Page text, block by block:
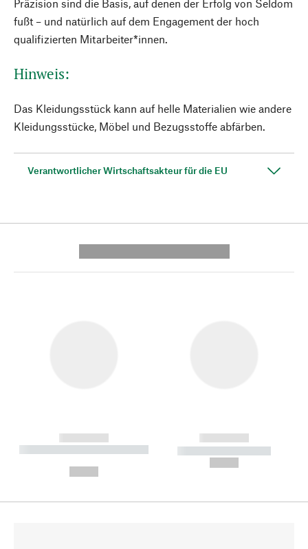
Präzision sind die Basis, auf denen der Erfolg von Seldom
fußt – und natürlich auf dem Engagement der hoch
qualifizierten Mitarbeiter*innen.
Hinweis:
Das Kleidungsstück kann auf helle Materialien wie andere
Kleidungsstücke, Möbel und Bezugsstoffe abfärben.
Verantwortlicher Wirtschaftsakteur für die EU
------------
----------- ----------- --------
------------
----------- -----------